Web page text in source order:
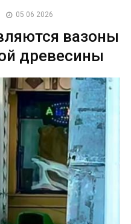
05 06 2026
вазоны
древесины